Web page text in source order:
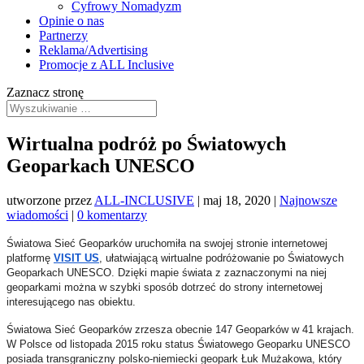
Cyfrowy Nomadyzm
Opinie o nas
Partnerzy
Reklama/Advertising
Promocje z ALL Inclusive
Zaznacz stronę
Wirtualna podróż po Światowych
Geoparkach UNESCO
utworzone przez ALL-INCLUSIVE | maj 18, 2020 | Najnowsze
wiadomości | 0 komentarzy
Światowa Sieć Geoparków uruchomiła na swojej stronie internetowej
platformę VISIT US , ułatwiającą wirtualne podróżowanie po Światowych
Geoparkach UNESCO. Dzięki mapie świata z zaznaczonymi na niej
geoparkami można w szybki sposób dotrzeć do strony internetowej
interesującego nas obiektu.
Światowa Sieć Geoparków zrzesza obecnie 147 Geoparków w 41 krajach.
W Polsce od listopada 2015 roku status Światowego Geoparku UNESCO
posiada transgraniczny polsko-niemiecki geopark Łuk Mużakowa, który